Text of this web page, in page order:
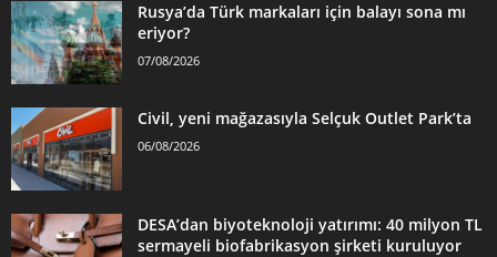
Rusya’da Türk markaları için balayı sona mı
eriyor?
07/08/2026
Civil, yeni mağazasıyla Selçuk Outlet Park’ta
06/08/2026
DESA’dan biyoteknoloji yatırımı: 40 milyon TL
sermayeli biofabrikasyon şirketi kuruluyor